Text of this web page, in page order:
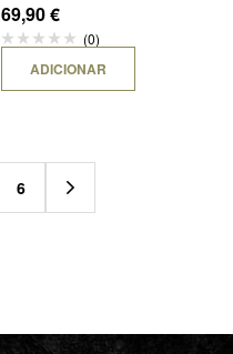
69,90€
(0)
ADICIONAR
6